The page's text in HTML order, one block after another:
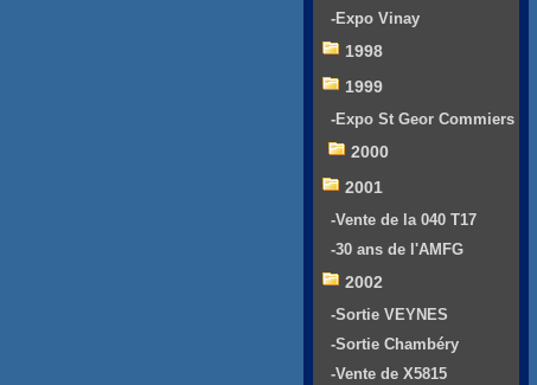
-Expo Vinay
1998
1999
-Expo St Geor Commiers
2000
2001
-Vente de la 040 T17
-30 ans de l'AMFG
2002
-Sortie VEYNES
-Sortie Chambéry
-Vente de X5815